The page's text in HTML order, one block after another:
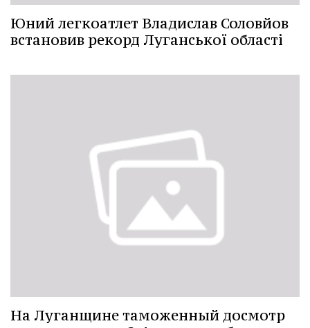
Юний легкоатлет Владислав Соловйов
встановив рекорд Луганської області
На Луганщине таможенный досмотр